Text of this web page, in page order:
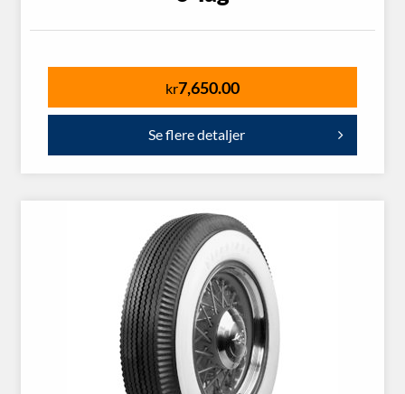
kr7,650.00
Se flere detaljer